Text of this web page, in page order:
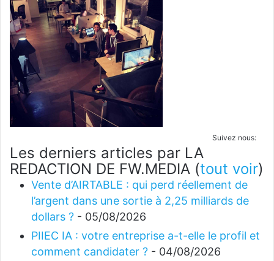
Suivez nous:
Les derniers articles par LA
REDACTION DE FW.MEDIA (tout voir)
Vente d’AIRTABLE : qui perd réellement de
l’argent dans une sortie à 2,25 milliards de
dollars ? - 05/08/2026
PIIEC IA : votre entreprise a-t-elle le profil et
comment candidater ? - 04/08/2026